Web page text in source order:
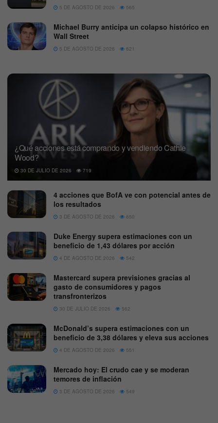
5 DE AGOSTO DE 2026 565
Michael Burry anticipa un colapso histórico en
Wall Street
5 DE AGOSTO DE 2026 621
¿Qué acciones está comprando y vendiendo Cathie
Wood?
30 DE JULIO DE 2026 719
4 acciones que BofA ve con potencial antes de
los resultados
3 DE AGOSTO DE 2026 650
Duke Energy supera estimaciones con un
beneficio de 1,43 dólares por acción
4 DE AGOSTO DE 2026 542
Mastercard supera previsiones gracias al
gasto de consumidores y pagos
transfronterizos
30 DE JULIO DE 2026 562
McDonald’s supera estimaciones con un
beneficio de 3,38 dólares y eleva sus acciones
4 DE AGOSTO DE 2026 551
Mercado hoy: El crudo cae y se moderan
temores de inflación
3 DE AGOSTO DE 2026 549